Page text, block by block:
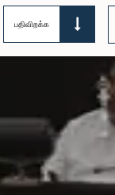
பதிவிறக்க